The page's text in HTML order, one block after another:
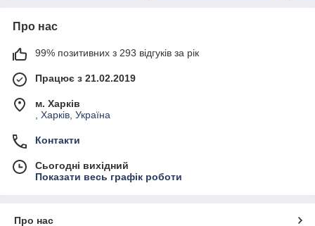
Про нас
99% позитивних з 293 відгуків за рік
Працює з 21.02.2019
м. Харків
, Харків, Україна
Контакти
Сьогодні вихідний
Показати весь графік роботи
Про нас